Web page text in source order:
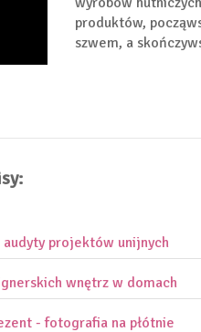
produktów,
szwem, a
projektów unijnych
wnętrz w domach
- fotografia na płótnie